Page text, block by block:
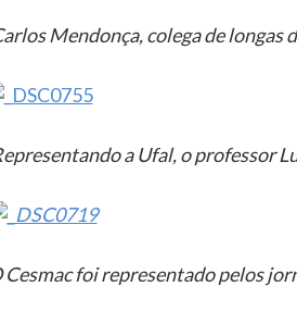
Mendonça, colega de longas
a Ufal, o professor
Cesmac foi representado pelos